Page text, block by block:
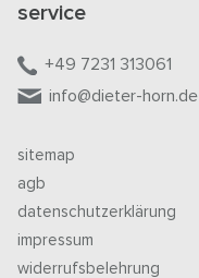
service
+49 7231 313061
info@dieter-horn.de
sitemap
agb
datenschutzerklärung
impressum
widerrufsbelehrung